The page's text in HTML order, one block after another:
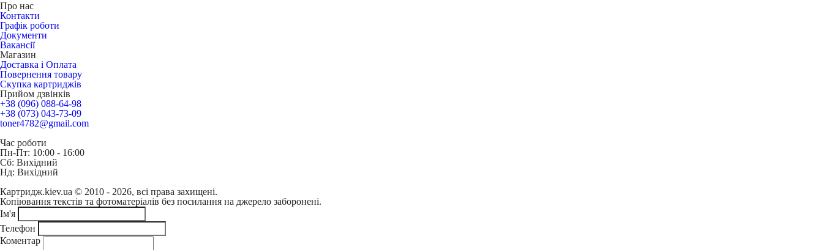
Про нас
Контакти
Графік роботи
Документи
Вакансії
Магазин
Доставка і Оплата
Повернення товару
Скупка картриджів
Прийом дзвінків
+38 (096) 088-64-98
+38 (073) 043-73-09
toner4782@gmail.com
Час роботи
Пн-Пт: 10:00 - 16:00
Сб: Вихідний
Нд: Вихідний
Картридж.kiev.ua © 2010 - 2026, всі права захищені.
Копіювання текстів та фотоматеріалів без посилання на джерело заборонені.
Ім'я
Телефон
Коментар